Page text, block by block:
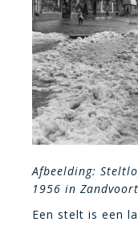
Afbeelding:
1956 in
Een stelt is een